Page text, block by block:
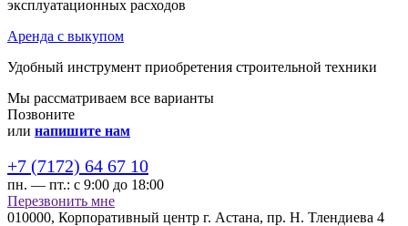
эксплуатационных расходов
Аренда с выкупом
Удобный инструмент приобретения строительной техники
Мы рассматриваем все варианты
Позвоните
или напишите нам
+7 (7172) 64 67 10
пн. — пт.: с 9:00 до 18:00
Перезвонить мне
010000, Корпоративный центр г. Астана, пр. Н. Тлендиева 4